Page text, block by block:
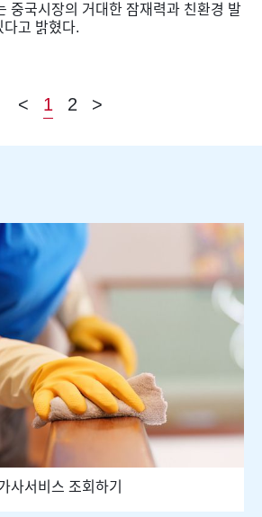
중국시장의 거대한 잠재력과 친환경 발
다고 밝혔다.
< 1 2 >
사서비스 조회하기